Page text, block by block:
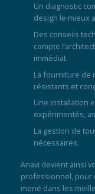
Un diagnostic
design le mieux
Des conseils
compte
immédiat.
La fourniture de
résistants et
Une installation
expérimentés,
La gestion de
nécessaires.
Anavi devient ainsi
professionnel, pour
mené dans les